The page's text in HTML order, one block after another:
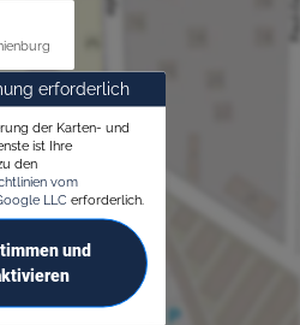
erforderlich
der Karten- und
ist Ihre
den
vom
LLC erforderlich.
und